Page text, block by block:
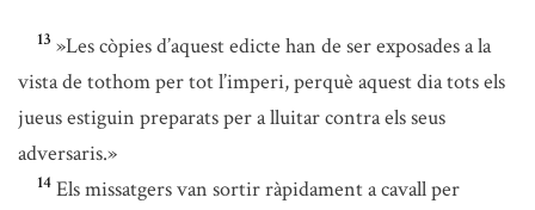
13 »Les còpies d’aquest edicte han de ser exposades a la
vista de tothom per tot l’imperi, perquè aquest dia tots els
jueus estiguin preparats per a lluitar contra els seus
adversaris.»
14 Els missatgers van sortir ràpidament a cavall per